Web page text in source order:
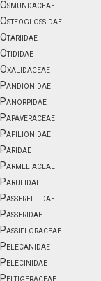
Osmundaceae
Osteoglossidae
Otariidae
Otididae
Oxalidaceae
Pandionidae
Panorpidae
Papaveraceae
Papilionidae
Paridae
Parmeliaceae
Parulidae
Passerellidae
Passeridae
Passifloraceae
Pelecanidae
Pelecinidae
Peltigeraceae